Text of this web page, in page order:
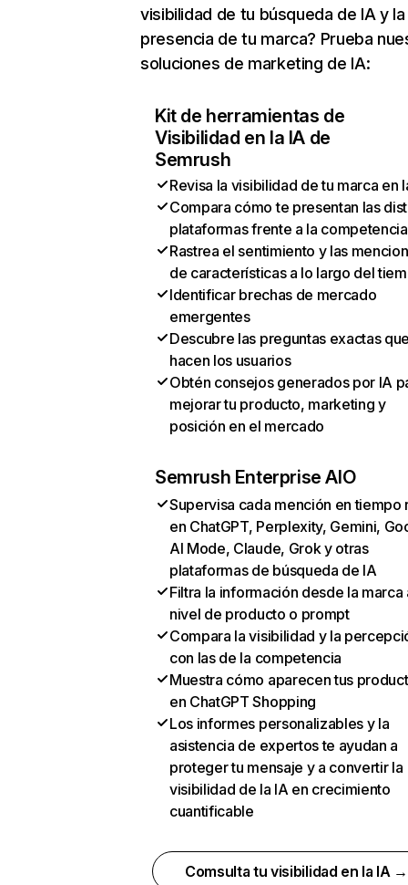
visibilidad de tu búsqueda de IA y la
presencia de tu marca? Prueba
soluciones de marketing de IA:
Kit de herramientas de
Visibilidad en la IA de
Semrush
Revisa la visibilidad de tu marca en
Compara cómo te presentan las
plataformas frente a la competencia
Rastrea el sentimiento y las
de características a lo largo del
Identificar brechas de mercado
emergentes
Descubre las preguntas exactas
hacen los usuarios
Obtén consejos generados por IA
mejorar tu producto, marketing y
posición en el mercado
Semrush Enterprise AIO
Supervisa cada mención en tiempo
en ChatGPT, Perplexity, Gemini,
AI Mode, Claude, Grok y otras
plataformas de búsqueda de IA
Filtra la información desde la marca
nivel de producto o prompt
Compara la visibilidad y la
con las de la competencia
Muestra cómo aparecen tus
en ChatGPT Shopping
Los informes personalizables y la
asistencia de expertos te ayudan a
proteger tu mensaje y a convertir la
visibilidad de la IA en crecimiento
cuantificable
Comsulta tu visibilidad en la IA →